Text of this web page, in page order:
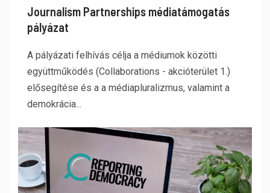
Journalism Partnerships médiatámogatás
pályázat
A pályázati felhívás célja a médiumok közötti
együttműködés (Collaborations - akcióterület 1.)
elősegítése és a a médiapluralizmus, valamint a
demokrácia...